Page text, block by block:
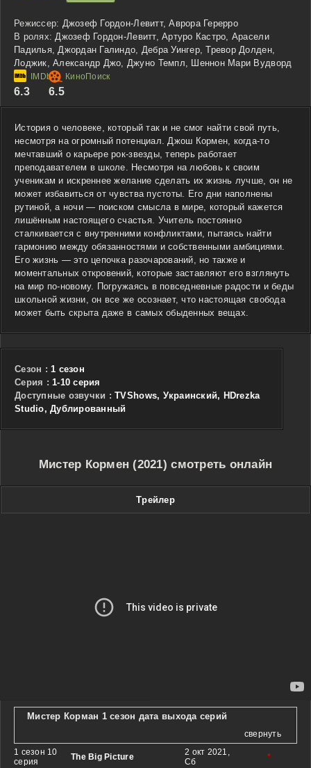
Режиссер: Джозеф Гордон-Левитт, Аврора Герерро
В ролях: Джозеф Гордон-Левитт, Артуро Кастро, Арасели
Падилья, Джордан Галиндо, Дебра Уингер, Тревор Долден,
Лоджик, Александр Джо, Джуно Темпл, Шеннон Мари Вудворд
6.3 6.5
История о человеке, который так и не смог найти свой путь,
несмотря на огромный потенциал. Джош Кормен, когда-то
мечтавший о карьере рок-звезды, теперь работает
преподавателем в школе. Несмотря на любовь к своим
ученикам и искреннее желание сделать их жизнь лучше, он не
может избавиться от чувства пустоты. Его дни наполнены
рутиной, а ночи — поиском смысла в мире, который кажется
лишённым настоящего счастья. Учитель постоянно
сталкивается с внутренними конфликтами, пытаясь найти
гармонию между обязанностями и собственными амбициями.
Его жизнь — это цепочка разочарований, но также и
моментальных откровений, которые заставляют его взглянуть
на мир по-новому. Погружаясь в повседневные радости и беды
школьной жизни, он все же осознает, что настоящая свобода
может быть скрыта даже в самых обыденных вещах.
Сезон : 1 сезон
Cерия : 1-10 серия
Доступные озвучки : TVShows, Украинский, HDrezka
Studio, Дублированный
Мистер Кормен (2021) смотреть онлайн
Трейлер
Мистер Корман 1 сезон дата выхода серий
свернуть
1 сезон 10
серия
The Big Picture
2 окт 2021,
Сб
*